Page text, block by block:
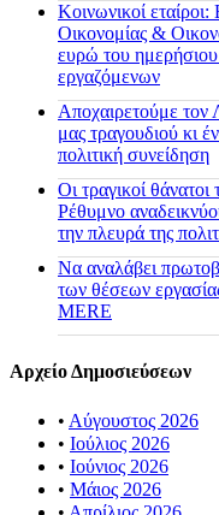
Κοινωνικοί
Οικονομίας &
ευρώ του ημερήσιου
εργαζόμενων
Αποχαιρετούμε
μας τραγουδιού κι
πολιτική συνείδηση
Οι τραγικοί
Ρέθυμνο
την πλευρά της
Να αναλάβει
των θέσεων
MERE
Αρχείο Δημοσιεύσεων
• Αύγουστος 2026
• Ιούλιος 2026
• Ιούνιος 2026
• Μάιος 2026